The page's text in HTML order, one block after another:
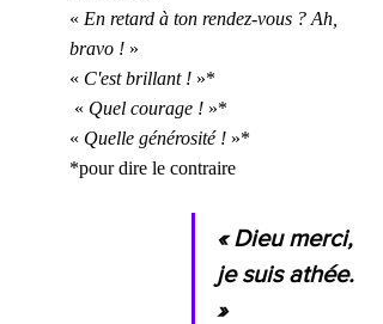
« En retard à ton rendez-vous ? Ah,
bravo ! »
« C'est brillant ! »*
« Quel courage ! »*
« Quelle générosité ! »*
*pour dire le contraire
« Dieu merci,
je suis athée.
»